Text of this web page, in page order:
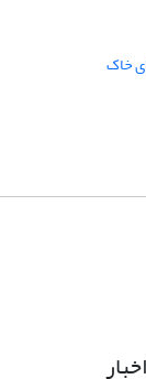
خاک